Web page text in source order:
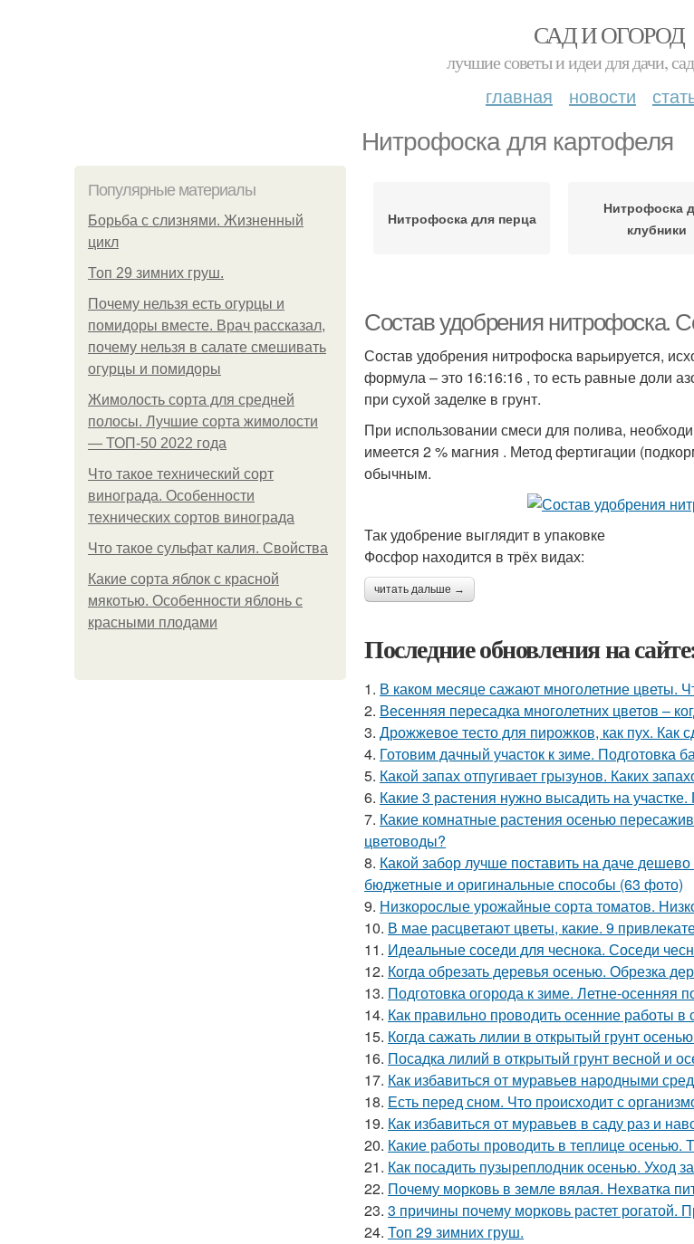
САД И ОГОРОД
лучшие советы и идеи для дачи,
главная новости
Нитрофоска для картофеля
Популярные материалы
Борьба с слизнями. Жизненный
цикл
Топ 29 зимних груш.
Почему нельзя есть огурцы и
помидоры вместе. Врач рассказал,
почему нельзя в салате смешивать
огурцы и помидоры
Жимолость сорта для средней
полосы. Лучшие сорта жимолости
— ТОП-50 2022 года
Что такое технический сорт
винограда. Особенности
технических сортов винограда
Что такое сульфат калия. Свойства
Какие сорта яблок с красной
мякотью. Особенности яблонь с
красными плодами
Нитрофоска для перца
Нитрофоска
клубники
Состав удобрения нитрофоска.
Состав удобрения нитрофоска варьируется,
формула – это 16:16:16 , то есть равные доли
при сухой заделке в грунт.
При использовании смеси для полива,
имеется 2 % магния . Метод фертигации
обычным.
Так удобрение выглядит в упаковке
Фосфор находится в трёх видах:
читать дальше →
Последние обновления на
1. В каком месяце сажают многолетние цветы.
2. Весенняя пересадка многолетних цветов –
3. Дрожжевое тесто для пирожков, как пух. Как
4. Готовим дачный участок к зиме. Подготовка
5. Какой запах отпугивает грызунов. Каких
6. Какие 3 растения нужно высадить на
7. Какие комнатные растения осенью
цветоводы?
8. Какой забор лучше поставить на даче дешево
бюджетные и оригинальные способы (63 фото)
9. Низкорослые урожайные сорта томатов.
10. В мае расцветают цветы, какие. 9
11. Идеальные соседи для чеснока. Соседи
12. Когда обрезать деревья осенью. Обрезка
13. Подготовка огорода к зиме. Летне-осенняя
14. Как правильно проводить осенние работы в
15. Когда сажать лилии в открытый грунт
16. Посадка лилий в открытый грунт весной и
17. Как избавиться от муравьев народными
18. Есть перед сном. Что происходит с
19. Как избавиться от муравьев в саду раз и
20. Какие работы проводить в теплице осенью.
21. Как посадить пузыреплодник осенью. Уход
22. Почему морковь в земле вялая. Нехватка
23. 3 причины почему морковь растет рогатой.
24. Топ 29 зимних груш.